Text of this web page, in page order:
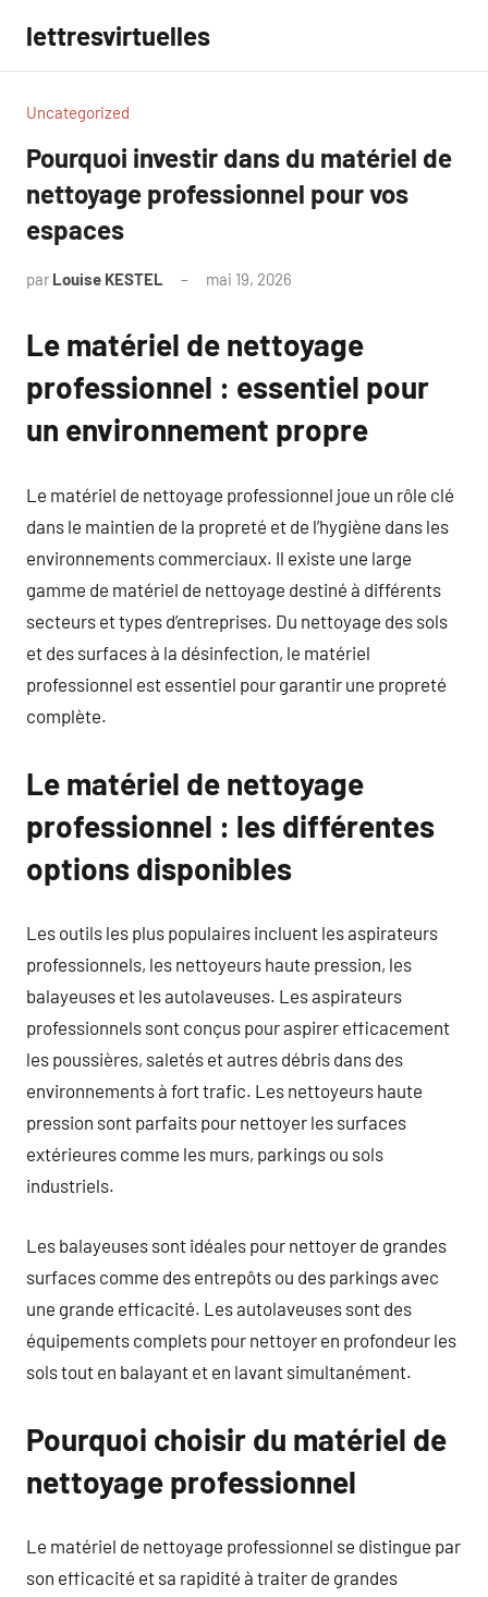
contenu
lettresvirtuelles
Uncategorized
Pourquoi investir dans du matériel de
nettoyage professionnel pour vos
espaces
par Louise KESTEL mai 19, 2026
Le matériel de nettoyage
professionnel : essentiel pour
un environnement propre
Le matériel de nettoyage professionnel joue un rôle clé
dans le maintien de la propreté et de l’hygiène dans les
environnements commerciaux. Il existe une large
gamme de matériel de nettoyage destiné à différents
secteurs et types d’entreprises. Du nettoyage des sols
et des surfaces à la désinfection, le matériel
professionnel est essentiel pour garantir une propreté
complète.
Le matériel de nettoyage
professionnel : les différentes
options disponibles
Les outils les plus populaires incluent les aspirateurs
professionnels, les nettoyeurs haute pression, les
balayeuses et les autolaveuses. Les aspirateurs
professionnels sont conçus pour aspirer efficacement
les poussières, saletés et autres débris dans des
environnements à fort trafic. Les nettoyeurs haute
pression sont parfaits pour nettoyer les surfaces
extérieures comme les murs, parkings ou sols
industriels.
Les balayeuses sont idéales pour nettoyer de grandes
surfaces comme des entrepôts ou des parkings avec
une grande efficacité. Les autolaveuses sont des
équipements complets pour nettoyer en profondeur les
sols tout en balayant et en lavant simultanément.
Pourquoi choisir du matériel de
nettoyage professionnel
Le matériel de nettoyage professionnel se distingue par
son efficacité et sa rapidité à traiter de grandes